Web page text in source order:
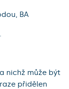
BA
nichž může být
přidělen